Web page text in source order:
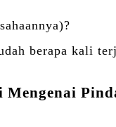
berapa kali